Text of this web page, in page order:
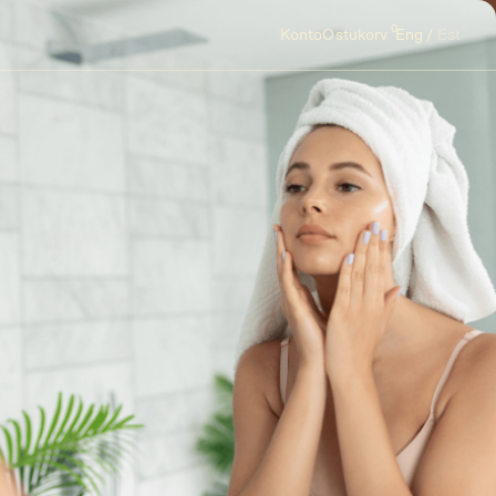
KontoOstukorv 0Eng